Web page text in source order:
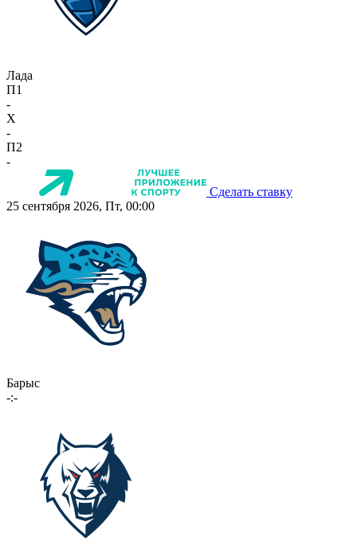
Лада
П1
-
X
-
П2
-
Сделать ставку
25 сентября 2026, Пт, 00:00
Барыс
-:-